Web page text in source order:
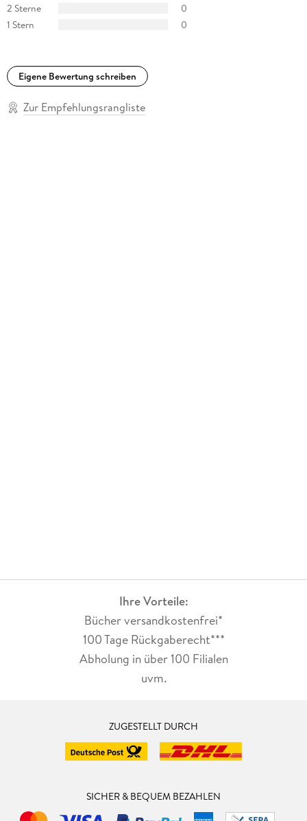
2 Sterne
0
1 Stern
0
Eigene Bewertung schreiben
Zur Empfehlungsrangliste
Ihre Vorteile:
Bücher versandkostenfrei*
100 Tage Rückgaberecht***
Abholung in über 100 Filialen
uvm.
ZUGESTELLT DURCH
SICHER & BEQUEM BEZAHLEN